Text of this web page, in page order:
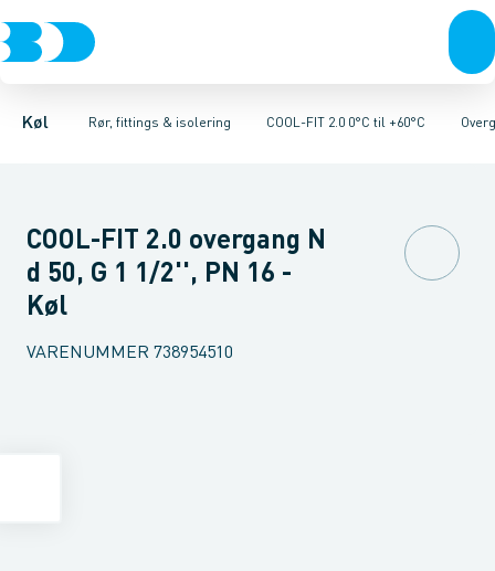
Køl Rør, fittings & isolering
KompressorerKondenseringsaggregaterFordampere
COOL-FIT 2.0 0°C til +60°C
Kølekobberrør, fittings & tilbehørCOOL-FIT 2.0 0°C til +60°C
Rør 2.0 Vinkler 90gr. 2.0Vinkler 45gr. 2.0 T-stykker 2.0 Unioner
COOL-FIT 2.0 overgang N
d 50, G 1 1/2'', PN 16 -
Køl
VARENUMMER 738954510